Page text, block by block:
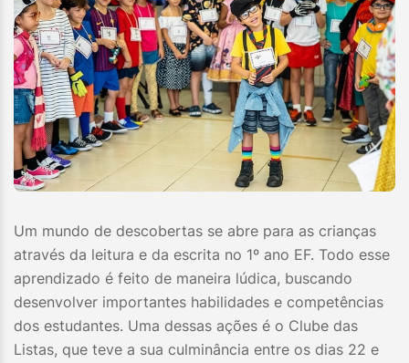
Um mundo de descobertas se abre para as crianças
através da leitura e da escrita no 1º ano EF. Todo esse
aprendizado é feito de maneira lúdica, buscando
desenvolver importantes habilidades e competências
dos estudantes. Uma dessas ações é o Clube das
Listas, que teve a sua culminância entre os dias 22 e